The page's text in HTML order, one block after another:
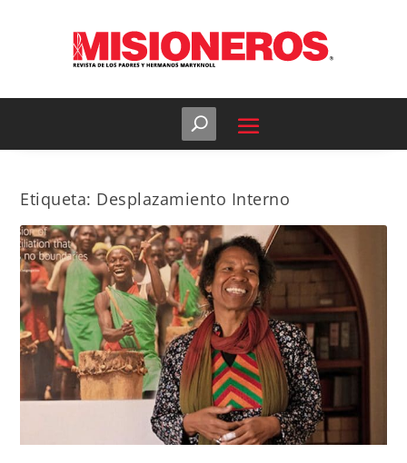
Etiqueta: Desplazamiento Interno